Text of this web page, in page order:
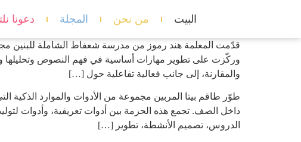
البيت من نحن المجلة دعونا
قدّمت المعلمة هند رموز من مدرسة شعفاط الشاملة للبنين
وركّزت على تطوير مهارات أساسية في فهم النصوص وتحليلها
والمقارنة، إلى جانب فعالية تفاعلية حول […]
طوّر طاقم بيتا المربين مجموعة من الأدوات والموارد الذكية
داخل الصف. تجمع هذه الحزمة بين أدوات تعريفية، وأدوات
الدروس، تصميم الأنشطة، تطوير […]